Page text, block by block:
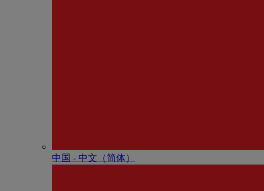
中国 - 中⽂（简体）